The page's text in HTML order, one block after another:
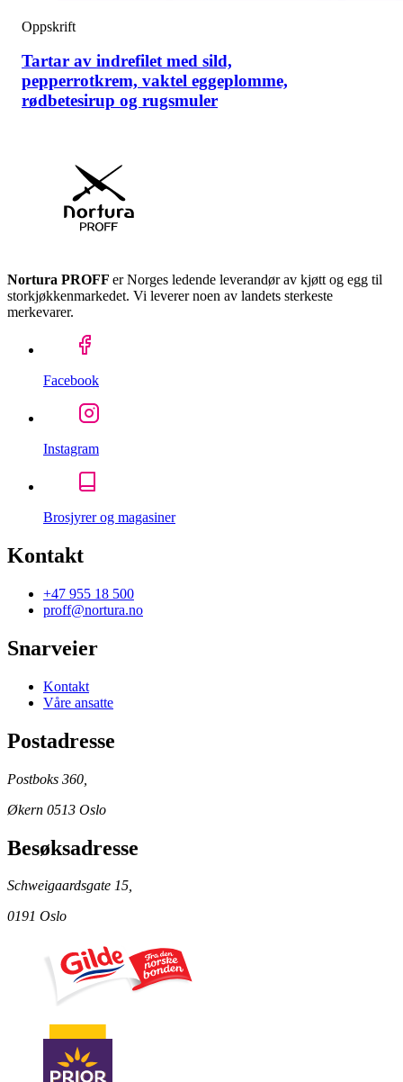
Oppskrift
Tartar av indrefilet med sild,
pepperrotkrem, vaktel eggeplomme,
rødbetesirup og rugsmuler
Nortura PROFF er Norges ledende leverandør av kjøtt og egg til
storkjøkkenmarkedet. Vi leverer noen av landets sterkeste
merkevarer.
Facebook
Instagram
Brosjyrer og magasiner
Kontakt
+47 955 18 500
proff@nortura.no
Snarveier
Kontakt
Våre ansatte
Postadresse
Postboks 360,
Økern 0513 Oslo
Besøksadresse
Schweigaardsgate 15,
0191 Oslo